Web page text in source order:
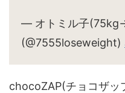
— オトミル子
(@7555loseweight)
chocoZAP(チョコザッ